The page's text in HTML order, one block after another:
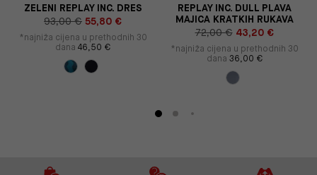
ZELENI REPLAY INC. DRES
93,00 € 55,80 €
*najniža cijena u prethodnih 30
dana 46,50 €
REPLAY INC. DULL PLAVA
MAJICA KRATKIH RUKAVA
72,00 € 43,20 €
*najniža cijena u prethodnih 30
dana 36,00 €